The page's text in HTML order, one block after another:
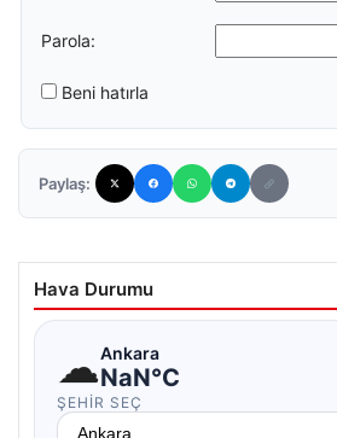
Parola:
Beni hatırla
Paylaş:
Hava Durumu
☁Ankara
NaN°C
ŞEHIR SEÇ